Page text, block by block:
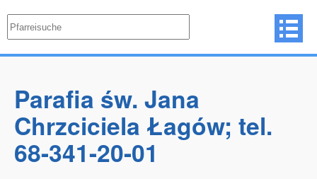
Parafia św. Jana
Chrzciciela Łagów; tel.
68-341-20-01